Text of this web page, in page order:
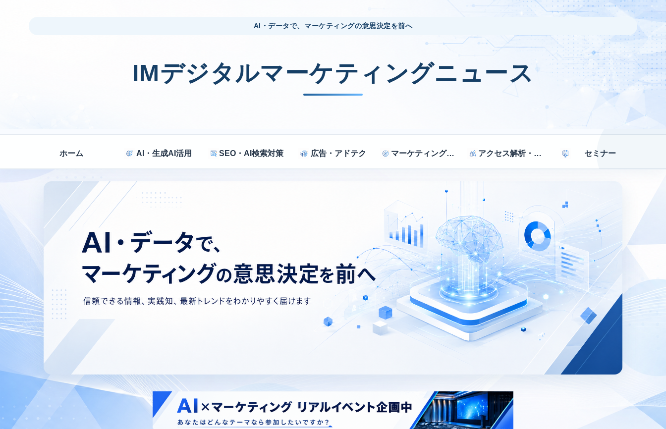
AI・データで、マーケティングの意思決定を前へ
IMデジタルマーケティングニュース
ホーム AI・生成AI活用 SEO・AI検索対策 広告・アドテク マーケティング戦略 アクセス解析・効果測定 セミナー